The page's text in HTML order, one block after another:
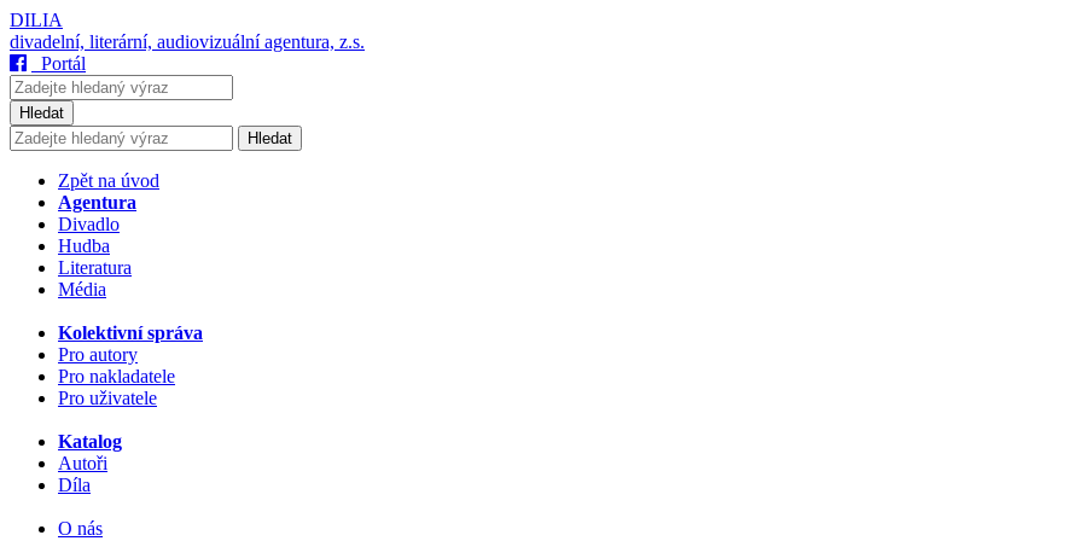
DILIA
divadelní, literární, audiovizuální agentura, z.s.
Portál
Hledat
Hledat
Zpět na úvod
Agentura
Divadlo
Hudba
Literatura
Média
Kolektivní správa
Pro autory
Pro nakladatele
Pro uživatele
Katalog
Autoři
Díla
O nás